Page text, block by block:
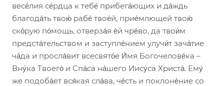
весе́лия се́рдца к тебе́ прибега́ющих и да́ждь
благода́ть твою́ рабе́ твое́й, прие́млющей твою́
ско́рую по́мощь, отверза́я е́й чре́во, да твои́м
предста́тельством и заступле́нием улучи́т зача́тие
ча́да и просла́вит всесвято́е И́мя Богочелове́ка –
Вну́ка Твоего́ и Спа́са на́шего Иису́са Христа́. Ему́
же подоба́ет вся́кая сла́ва, че́сть и поклоне́ние со